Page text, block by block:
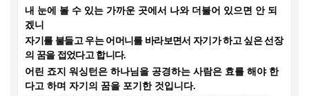
내 눈에 볼 수 있는 가까운 곳에서 나와 더불어 있으면 안 되
겠니
자기를 불들고 우는 어머니를 바라보면서 자기가 하고 싶은 선장
의 꿈을 접었다고 합니다.
어린 죠지 워싱턴은 하나님을 공경하는 사람은 효를 해야 한
다고 하며 자기의 꿈을 포기한 것입니다.